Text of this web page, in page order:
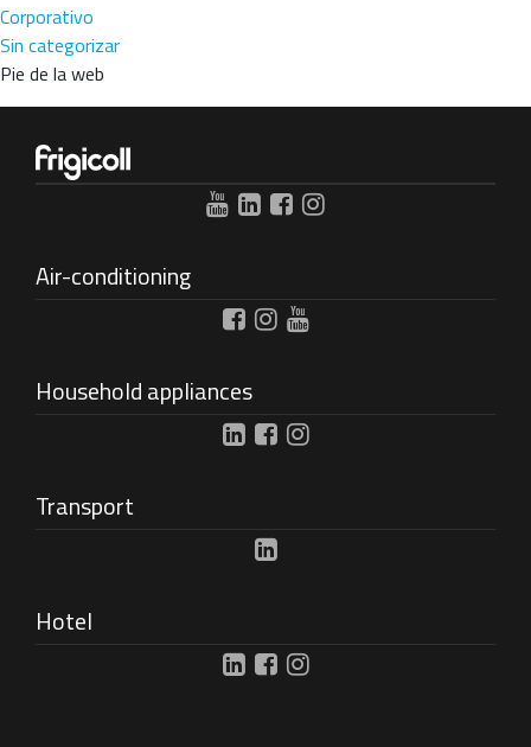
Corporativo
Sin categorizar
Pie de la web
Air-conditioning
Household appliances
Transport
Hotel